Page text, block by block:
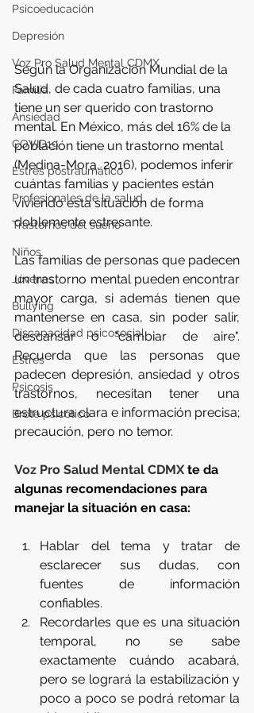
Psicoeducación
Depresión
Voz Pro Salud Mental CDMX
Familia
Ansiedad
COVID19
Estrés postraumático
Profesionales de la salud
Trastornos del sueño
Niños
Jóvenes
Bullying
Discapacidad psicosocial
Estrés
Psicosis
Brote psicótico
Según la Organización Mundial de la
Salud, de cada cuatro familias, una
tiene un ser querido con trastorno
mental. En México, más del 16% de la
población tiene un trastorno mental
(Medina-Mora, 2016), podemos inferir
cuántas familias y pacientes están
viviendo esta situación de forma
doblemente estresante.
Las familias de personas que padecen
un trastorno mental pueden encontrar
mayor carga, si además tienen que
mantenerse en casa, sin poder salir,
descansar o "cambiar de aire".
Recuerda que las personas que
padecen depresión, ansiedad y otros
trastornos, necesitan tener una
estructura clara e información precisa;
precaución, pero no temor.
Voz Pro Salud Mental CDMX te da
algunas recomendaciones para
manejar la situación en casa:
Hablar del tema y tratar de
esclarecer sus dudas, con
fuentes de información
confiables.
Recordarles que es una situación
temporal, no se sabe
exactamente cuándo acabará,
pero se logrará la estabilización y
poco a poco se podrá retomar la